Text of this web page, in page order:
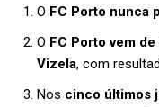
O FC Porto nunca
O FC Porto vem
Vizela, com
Nos cinco últimos